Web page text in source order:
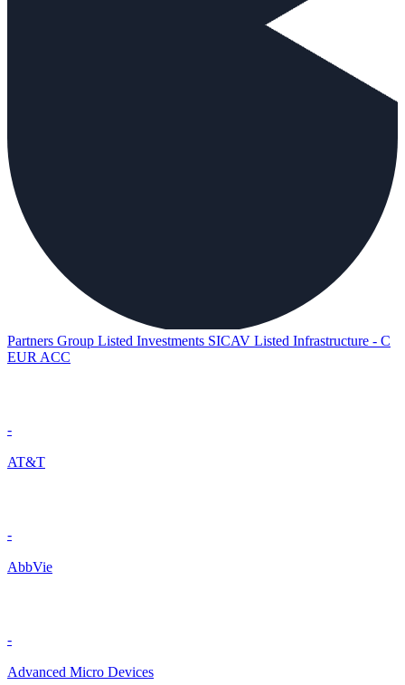
Partners Group Listed Investments SICAV Listed Infrastructure - C
EUR ACC
-
AT&T
-
AbbVie
-
Advanced Micro Devices